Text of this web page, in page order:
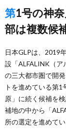
第1号の神奈川・相模原に続き、関西や中
部は複数候
日本GLPは、2019
設「ALFALINK（
の三大都市圏で開
トを進めている第
原」に続く候補を
補地の中から「
所の選定を進めてい